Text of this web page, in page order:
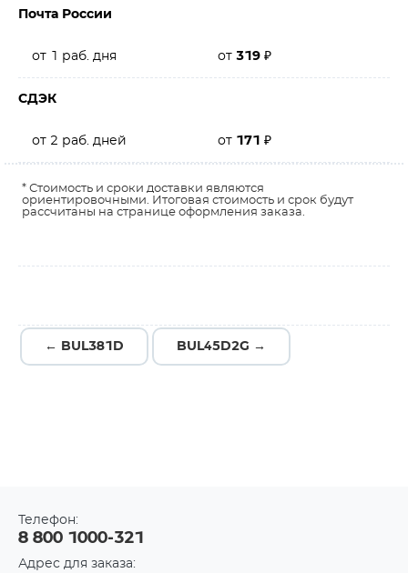
Почта России
от 1 раб. дня от 319 ₽
СДЭК
от 2 раб. дней от 171 ₽
* Стоимость и сроки доставки являются
ориентировочными. Итоговая стоимость и срок будут
рассчитаны на странице оформления заказа.
← BUL381D BUL45D2G →
Телефон:
8 800 1000-321
Адрес для заказа: